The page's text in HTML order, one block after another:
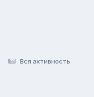
Вся активность